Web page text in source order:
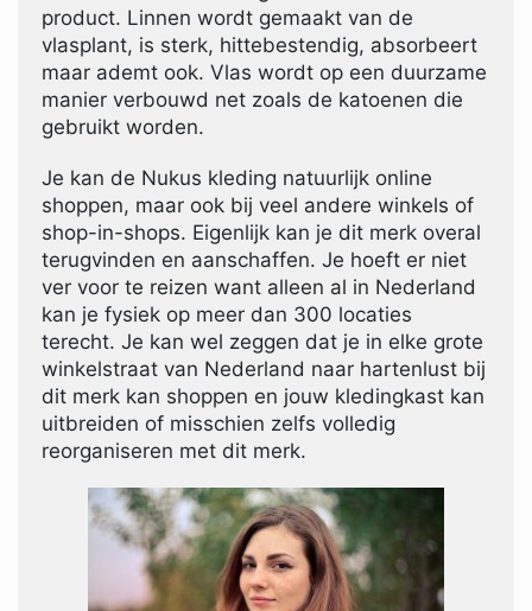
product. Linnen wordt gemaakt van de
vlasplant, is sterk, hittebestendig, absorbeert
maar ademt ook. Vlas wordt op een duurzame
manier verbouwd net zoals de katoenen die
gebruikt worden.
Je kan de Nukus kleding natuurlijk online
shoppen, maar ook bij veel andere winkels of
shop-in-shops. Eigenlijk kan je dit merk overal
terugvinden en aanschaffen. Je hoeft er niet
ver voor te reizen want alleen al in Nederland
kan je fysiek op meer dan 300 locaties
terecht. Je kan wel zeggen dat je in elke grote
winkelstraat van Nederland naar hartenlust bij
dit merk kan shoppen en jouw kledingkast kan
uitbreiden of misschien zelfs volledig
reorganiseren met dit merk.